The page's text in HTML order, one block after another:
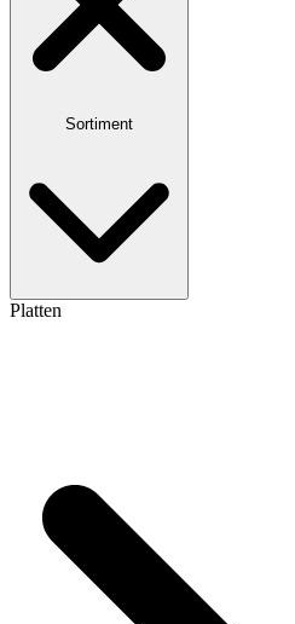
Sortiment
Platten